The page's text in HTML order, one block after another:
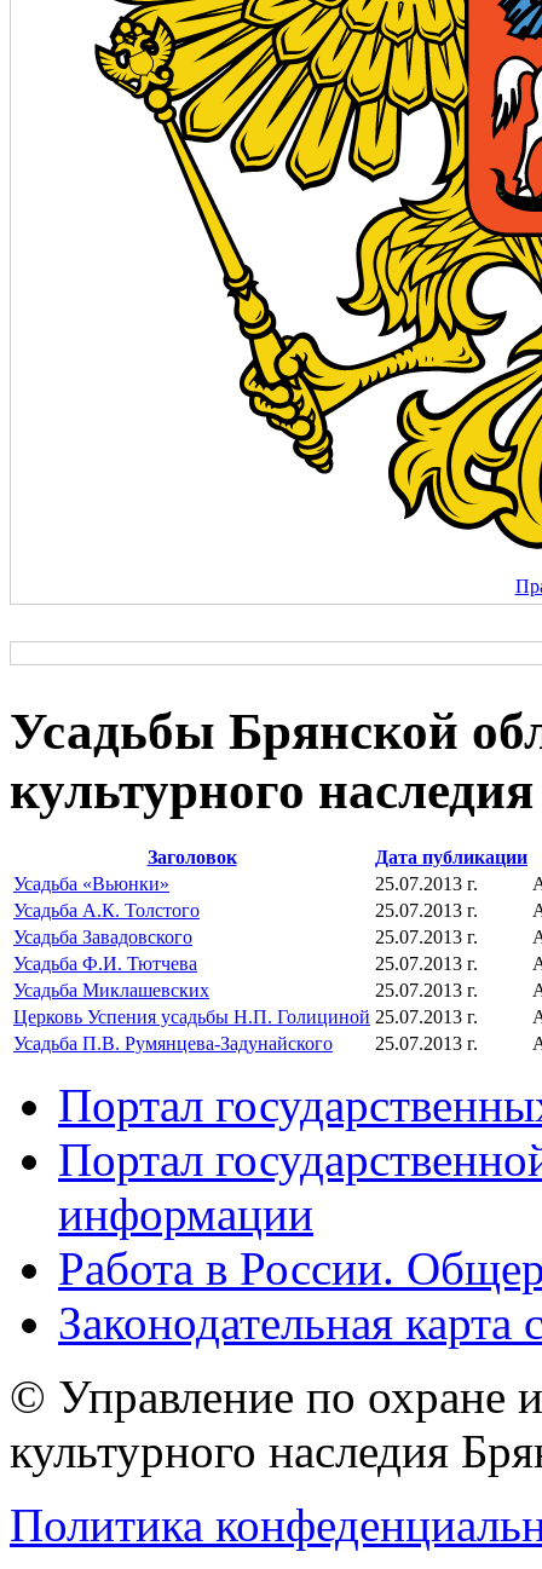
Усадьбы Брянской
культурного наследия
Заголовок
Дата публикации
Усадьба «Вьюнки»
25.07.2013 г.
Усадьба А.К. Толстого
25.07.2013 г.
Усадьба Завадовского
25.07.2013 г.
Усадьба Ф.И. Тютчева
25.07.2013 г.
Усадьба Миклашевских
25.07.2013 г.
Церковь Успения усадьбы Н.П. Голициной 25.07.2013 г.
Усадьба П.В. Румянцева-Задунайского
25.07.2013 г.
Портал
Портал
информации
Работа в России.
Законодательная карта
© Управление по охране
культурного наследия
Политика